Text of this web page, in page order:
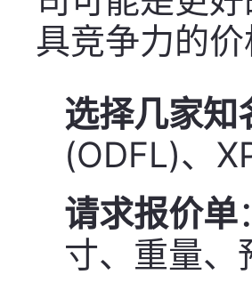
具竞争力的价
选择几家知
(ODFL)、
请求报价单
寸、重量、